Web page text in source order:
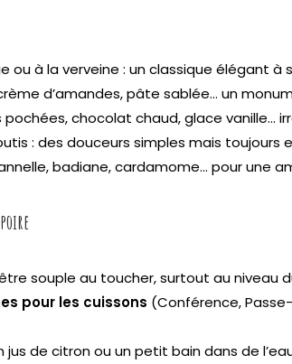
ou à la verveine : un classique élégant à
d’amandes, pâte sablée… un
pochées, chocolat chaud, glace vanille…
: des douceurs simples mais toujours
badiane, cardamome… pour une
souple au toucher, surtout au niveau
pour les cuissons (Conférence,
jus de citron ou un petit bain dans de